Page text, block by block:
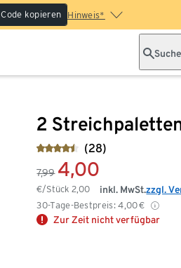
Code kopieren Hinweis*
Suche
2
(28)
7,99 4,00
€/Stück2,00
30-Tage-Bestpreis: 4,00€
inkl. MwSt.zzgl.
Zur Zeit nicht verfügbar